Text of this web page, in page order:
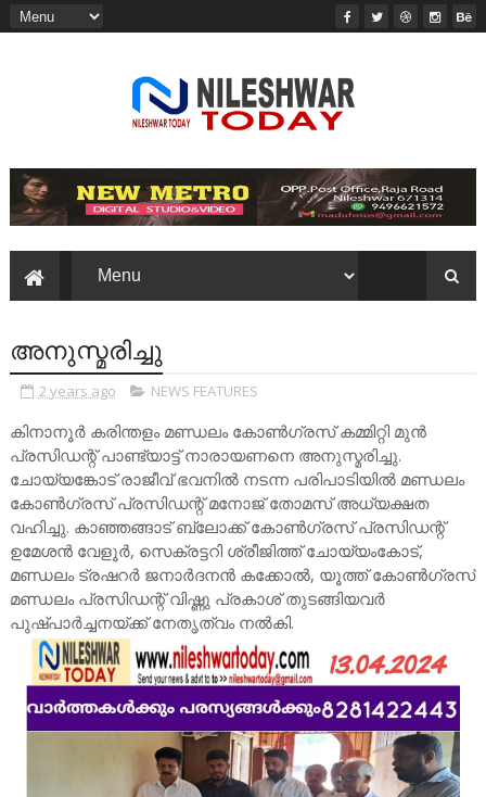
അനുസ്മരിച്ചു
2 years ago NEWS FEATURES
കിനാനൂർ കരിന്തളം മണ്ഡലം കോൺഗ്രസ് കമ്മിറ്റി മുൻ
പ്രസിഡന്റ് പാണ്ട്യാട്ട് നാരായണനെ അനുസ്മരിച്ചു.
ചോയ്യങ്കോട് രാജീവ് ഭവനിൽ നടന്ന പരിപാടിയിൽ മണ്ഡലം
കോൺഗ്രസ് പ്രസിഡന്റ് മനോജ് തോമസ് അധ്യക്ഷത
വഹിച്ചു. കാഞ്ഞങ്ങാട് ബ്ലോക്ക് കോൺഗ്രസ് പ്രസിഡന്റ്
ഉമേശൻ വേളൂർ, സെക്രട്ടറി ശ്രീജിത്ത് ചോയ്യംകോട്,
മണ്ഡലം ട്രഷറർ ജനാർദനൻ കക്കോൽ, യൂത്ത് കോൺഗ്രസ്
മണ്ഡലം പ്രസിഡന്റ് വിഷ്ണു പ്രകാശ് തുടങ്ങിയവർ
പുഷ്പാർച്ചനയ്ക്ക് നേതൃത്വം നൽകി.